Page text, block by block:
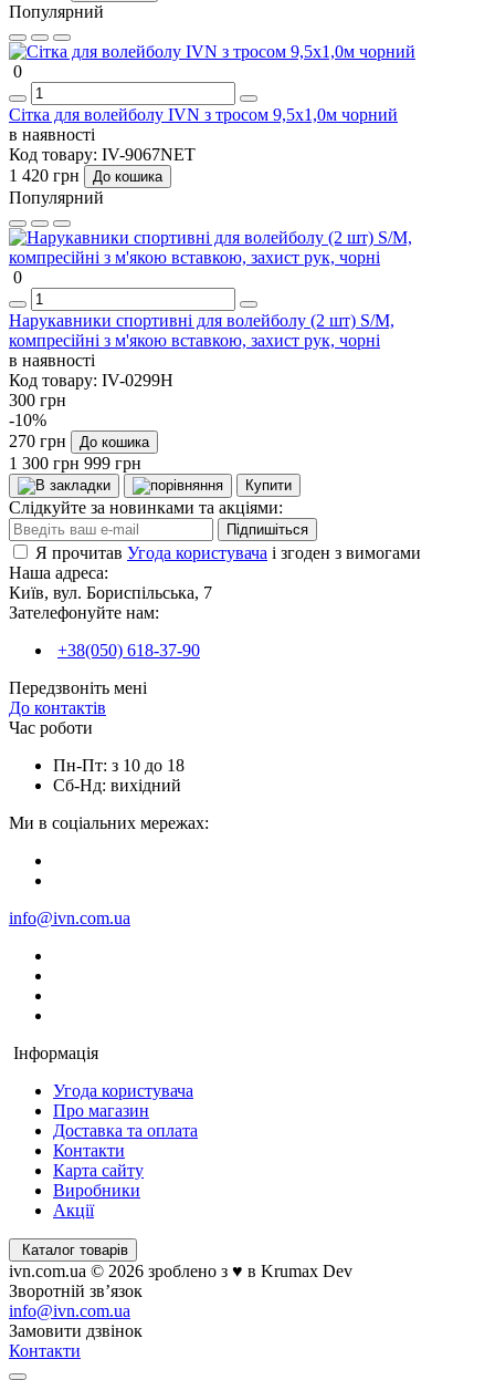
Популярний
0
Сітка для волейболу IVN з тросом 9,5x1,0м чорний
в наявності
Код товару: IV-9067NET
1 420 грн
До кошика
Популярний
0
Нарукавники спортивні для волейболу (2 шт) S/M,
компресійні з м'якою вставкою, захист рук, чорні
в наявності
Код товару: IV-0299H
300 грн
-10%
270 грн
До кошика
1 300 грн 999 грн
Купити
Слідкуйте за новинками та акціями:
Підпишіться
Я прочитав Угода користувача і згоден з вимогами
Наша адреса:
Київ, вул. Бориспільська, 7
Зателефонуйте нам:
+38(050) 618-37-90
Передзвоніть мені
До контактів
Час роботи
Пн-Пт: з 10 до 18
Сб-Нд: вихідний
Ми в соціальних мережах:
info@ivn.com.ua
Інформація
Угода користувача
Про магазин
Доставка та оплата
Контакти
Карта сайту
Виробники
Акції
Каталог товарів
ivn.com.ua © 2026 зроблено з ♥ в Krumax Dev
Зворотній зв’язок
info@ivn.com.ua
Замовити дзвінок
Контакти